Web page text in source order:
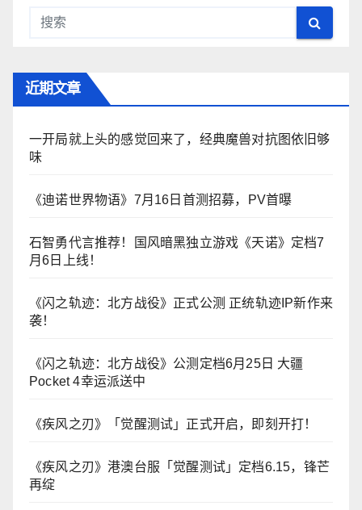
近期文章
一开局就上头的感觉回来了，经典魔兽对抗图依旧够
味
《迪诺世界物语》7月16日首测招募，PV首曝
石智勇代言推荐！国风暗黑独立游戏《天诺》定档7
月6日上线！
《闪之轨迹：北方战役》正式公测 正统轨迹IP新作来
袭！
《闪之轨迹：北方战役》公测定档6月25日 大疆
Pocket 4幸运派送中
《疾风之刃》「觉醒测试」正式开启，即刻开打！
《疾风之刃》港澳台服「觉醒测试」定档6.15，锋芒
再绽